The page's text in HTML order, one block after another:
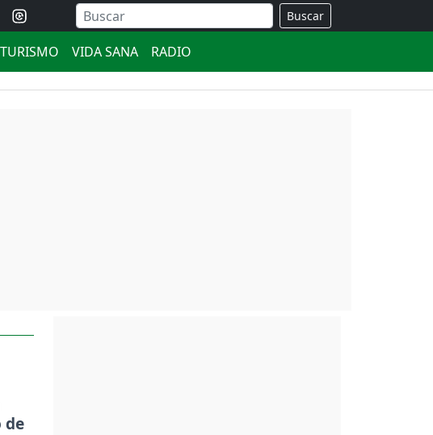
Buscar
TURISMO VIDA SANA RADIO
de